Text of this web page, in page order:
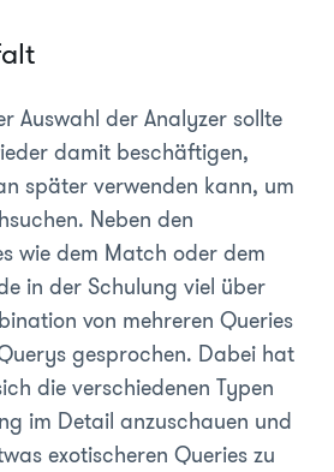
Auswahl der Analyzer sollte
damit beschäftigen,
später verwenden kann, um
Neben den
wie dem Match oder dem
in der Schulung viel über
von mehreren Queries
gesprochen. Dabei hat
die verschiedenen Typen
im Detail anzuschauen und
exotischeren Queries zu